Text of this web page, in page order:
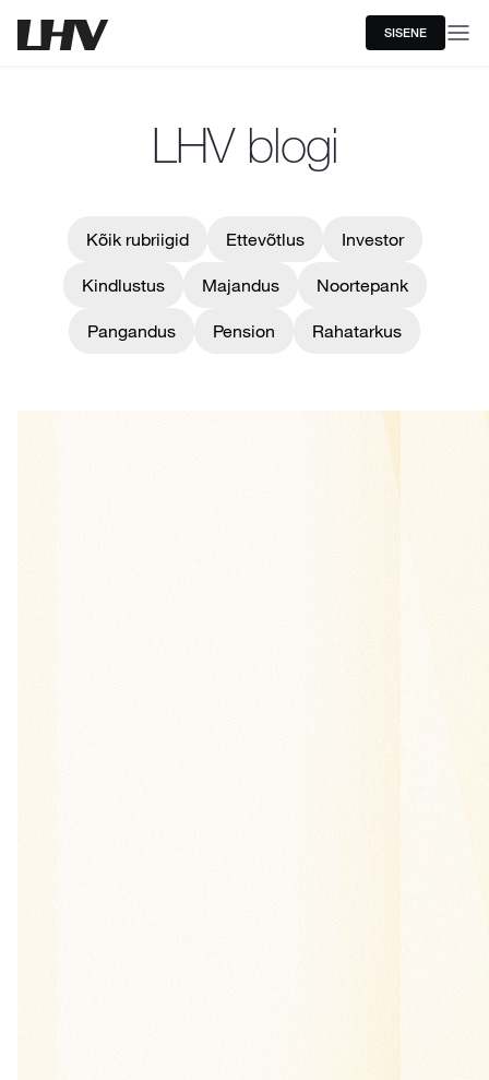
SISENE
LHV blogi
Kõik rubriigid Ettevõtlus Investor
Kindlustus Majandus Noortepank
Pangandus Pension Rahatarkus